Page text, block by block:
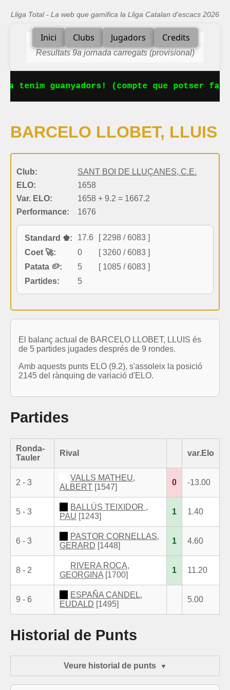
Lliga Total - La web que gamifica la Lliga Catalan d'escacs 2026
Inici Clubs Jugadors Credits
Resultats 9a jornada carregats (provisional)
tenim guanyadors! (compte que potser
BARCELO LLOBET, LLUIS
Club:
SANT BOI DE LLUÇANES, C.E.
ELO:
1658
Var. ELO:
1658 + 9.2 = 1667.2
Performance:
1676
Standard ♚: 17.6
[ 2298 / 6083 ]
Coet 🚀:
0
[ 3260 / 6083 ]
Patata 🥔:
5
[ 1085 / 6083 ]
Partides:
5
El balanç actual de BARCELO LLOBET, LLUIS és
de 5 partides jugades després de 9 rondes.
Amb aquests punts ELO (9.2), s'assoleix la posició
2145 del rànquing de variació d'ELO.
Partides
Ronda-
Tauler
Rival var.Elo
2 - 3
VALLS MATHEU,
ALBERT [1547]
0 -13.00
5 - 3
BALLÚS TEIXIDOR ,
PAU [1243]
1 1.40
6 - 3
PASTOR CORNELLAS,
GERARD [1448]
1 4.60
8 - 2
RIVERA ROCA,
GEORGINA [1700]
1 11.20
9 - 6
ESPAÑA CANDEL,
EUDALD [1495]
5.00
Historial de Punts
Veure historial de punts